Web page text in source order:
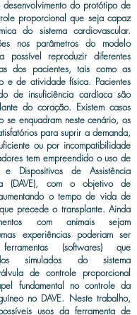
do protótipo de
proporcional que seja capaz
do sistema cardiovascular.
nos parâmetros do modelo
possível reproduzir diferentes
dos pacientes, tais como as
e de atividade física. Pacientes
de insuficiência cardíaca são
do coração. Existem casos
se enquadram neste cenário, os
para suprir a demanda,
ou por incompatibilidade
tem empreendido o uso de
e Dispositivos de Assistência
(DAVE), com o objetivo de
o tempo de vida de
precede o transplante. Ainda
com animais sejam
experiências poderiam ser
(softwares) que
simulados do sistema
de controle proporcional
fundamental no controle da
no DAVE. Neste trabalho,
usos da ferramenta de